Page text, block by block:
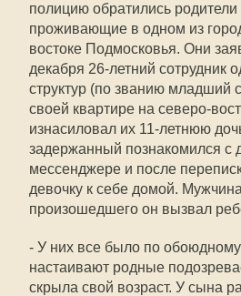
полицию обратились
проживающие в одном из
востоке Подмосковья. Они
декабря 26-летний сотрудник
структур (по званию младший
своей квартире на северо-
изнасиловал их 11-летнюю
задержанный познакомился с
мессенджере и после
девочку к себе домой.
произошедшего он вызвал
- У них все было по
настаивают родные
скрыла свой возраст. У сына